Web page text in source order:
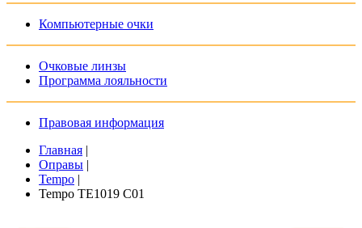
Компьютерные очки
Очковые линзы
Программа лояльности
Правовая информация
Главная |
Оправы |
Tempo |
Tempo TE1019 C01